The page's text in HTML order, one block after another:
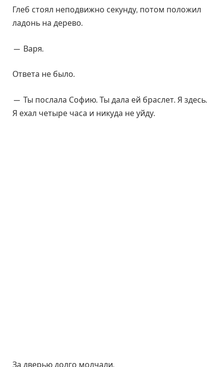
Глеб стоял неподвижно секунду, потом положил
ладонь на дерево.
— Варя.
Ответа не было.
— Ты послала Софию. Ты дала ей браслет. Я здесь.
Я ехал четыре часа и никуда не уйду.
За дверью долго молчали.